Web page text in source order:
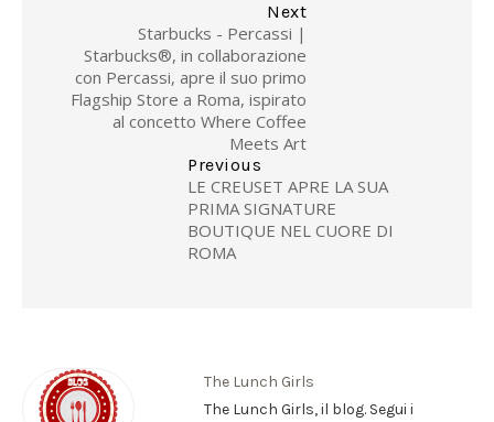
Next
Starbucks - Percassi |
Starbucks®, in collaborazione
con Percassi, apre il suo primo
Flagship Store a Roma, ispirato
al concetto Where Coffee
Meets Art
Previous
LE CREUSET APRE LA SUA
PRIMA SIGNATURE
BOUTIQUE NEL CUORE DI
ROMA
The Lunch Girls
The Lunch Girls, il blog. Segui i